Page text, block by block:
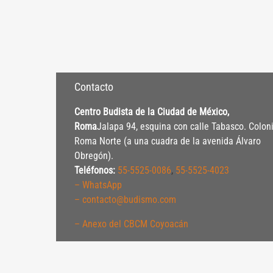
Contacto
Centro Budista de la Ciudad de México,
RomaJalapa 94, esquina con calle Tabasco.
Roma Norte (a una cuadra de la avenida Álvaro
Obregón).
Teléfonos: 55-5525-0086, 55-5525-4023
– WhatsApp
– contacto@budismo.com
– Anexo del CBCM Coyoacán